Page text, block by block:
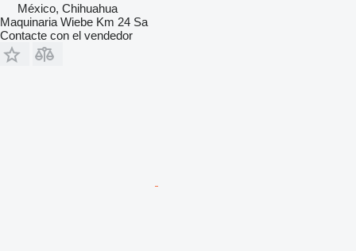
México, Chihuahua
Maquinaria Wiebe Km 24 Sa
Contacte con el vendedor